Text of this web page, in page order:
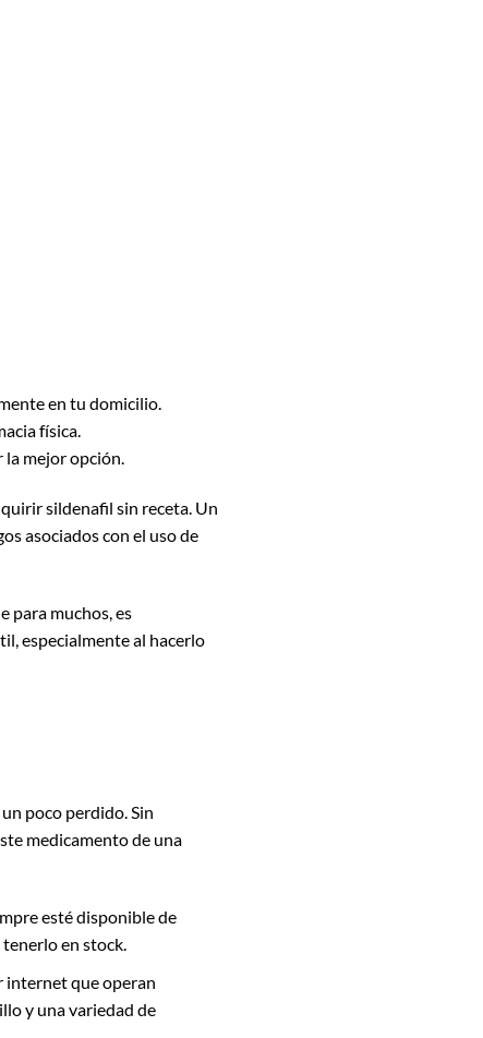
en tu domicilio.
física.
la mejor opción.
sildenafil sin receta. Un
asociados con el uso de
para muchos, es
especialmente al hacerlo
poco perdido. Sin
medicamento de una
esté disponible de
en stock.
internet que operan
y una variedad de